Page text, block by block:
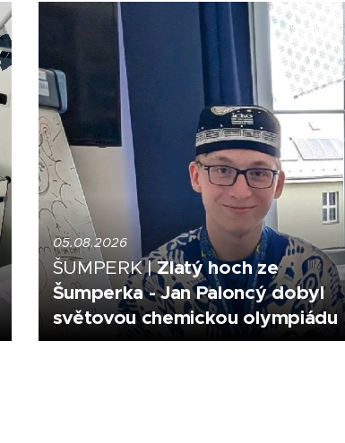
05.08.2026
ŠUMPERK |Zlatý hoch ze
Šumperka - Jan Paloncý dobyl
světovou chemickou olympiádu